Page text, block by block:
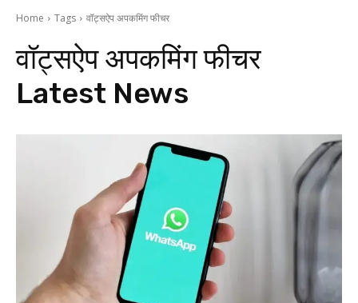
Home Tags वॉट्सऐप अपकमिंग फीचर
वॉट्सऐप अपकमिंग फीचर
Latest News